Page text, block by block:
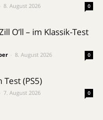
8. August 2026 0
O’ll – im Klassik-Test
8. August 2026 0
(PS5)
7. August 2026 0